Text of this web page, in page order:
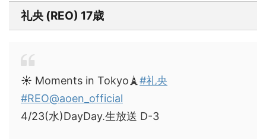
礼央 (REO) 17歳
☀️ Moments in Tokyo🗼#礼央
#REO@aoen_official
4/23(水)DayDay.生放送 D-3